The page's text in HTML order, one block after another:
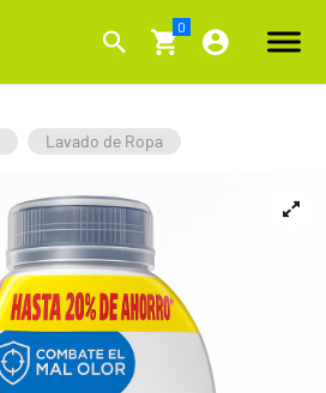
Lavado de Ropa